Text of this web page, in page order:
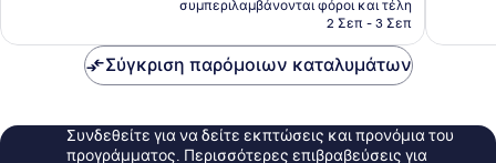
είναι
συμπεριλαμβάνονται φόροι και τέλη
2 Σεπ - 3 Σεπ
Σύγκριση παρόμοιων καταλυμάτων
Συνδεθείτε για να δείτε εκπτώσεις και προνόμια του
προγράμματος. Περισσότερες επιβραβεύσεις για